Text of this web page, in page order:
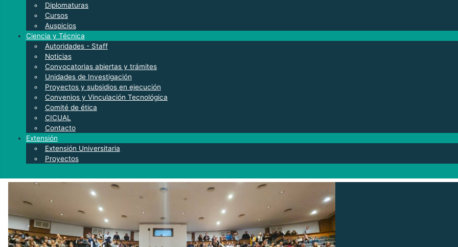
Diplomaturas
Cursos
Auspicios
Ciencia y Técnica
Autoridades - Staff
Noticias
Convocatorias abiertas y trámites
Unidades de Investigación
Proyectos y subsidios en ejecución
Convenios y Vinculación Tecnológica
Comité de ética
CICUAL
Contacto
Extensión
Extensión Universitaria
Proyectos